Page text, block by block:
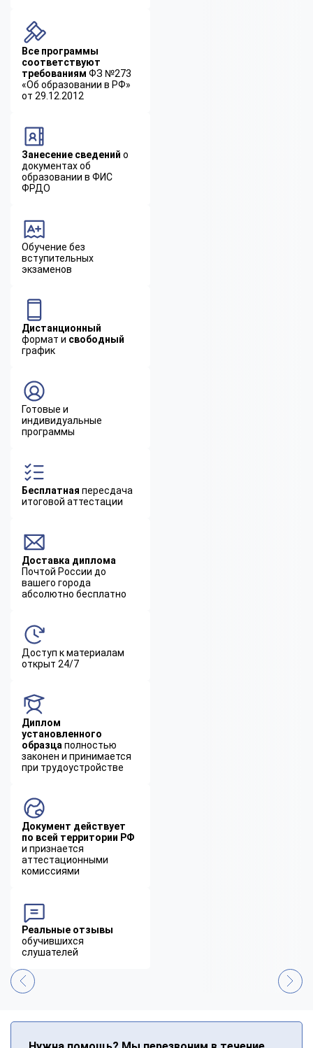
Все программы
соответствуют
требованиям ФЗ №273
«Об образовании в РФ»
от 29.12.2012
Занесение сведений о
документах об
образовании в ФИС
ФРДО
Обучение без
вступительных
экзаменов
Дистанционный
формат и свободный
график
Готовые и
индивидуальные
программы
Бесплатная пересдача
итоговой аттестации
Доставка диплома
Почтой России до
вашего города
абсолютно бесплатно
Доступ к материалам
открыт 24/7
Диплом
установленного
образца полностью
законен и принимается
при трудоустройстве
Документ действует
по всей территории РФ
и признается
аттестационными
комиссиями
Реальные отзывы
обучившихся
слушателей